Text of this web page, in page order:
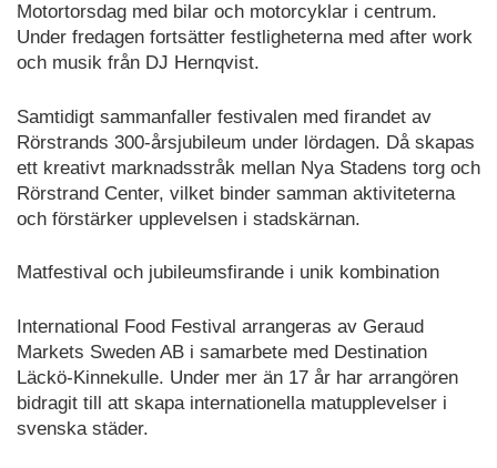
Motortorsdag med bilar och motorcyklar i centrum.
Under fredagen fortsätter festligheterna med after work
och musik från DJ Hernqvist.
Samtidigt sammanfaller festivalen med firandet av
Rörstrands 300-årsjubileum under lördagen. Då skapas
ett kreativt marknadsstråk mellan Nya Stadens torg och
Rörstrand Center, vilket binder samman aktiviteterna
och förstärker upplevelsen i stadskärnan.
Matfestival och jubileumsfirande i unik kombination
International Food Festival arrangeras av Geraud
Markets Sweden AB i samarbete med Destination
Läckö-Kinnekulle. Under mer än 17 år har arrangören
bidragit till att skapa internationella matupplevelser i
svenska städer.